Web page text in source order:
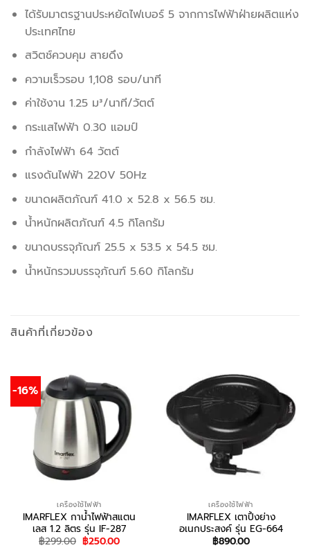
ได้รับมาตรฐานประหยัดไฟเบอร์ 5 จากการไฟฟ้าฝ่ายผลิตแห่ง
ประเทศไทย
สวิตช์ควบคุม สายดึง
ความเร็วรอบ 1,108 รอบ/นาที
ค่าใช้งาน 1.25 ม³/นาที/วัตต์
กระแสไฟฟ้า 0.30 แอมป์
กำลังไฟฟ้า 64 วัตต์
แรงดันไฟฟ้า 220V 50Hz
ขนาดผลิตภัณฑ์ 41.0 x 52.8 x 56.5 ซม.
นํ้าหนักผลิตภัณฑ์ 4.5 กิโลกรัม
ขนาดบรรจุภัณฑ์ 25.5 x 53.5 x 54.5 ซม.
นํ้าหนักรวมบรรจุภัณฑ์ 5.60 กิโลกรัม
สินค้าที่เกี่ยวข้อง
-16%
เครื่องใช้ไฟฟ้า
IMARFLEX กาน้ำไฟฟ้าสแตน
เลส 1.2 ลิตร รุ่น IF-287
฿299.00 Original
฿250.00Current
เครื่องใช้ไฟฟ้า
IMARFLEX เตาปิ้งย่าง
อเนกประสงค์ รุ่น EG-664
฿890.00